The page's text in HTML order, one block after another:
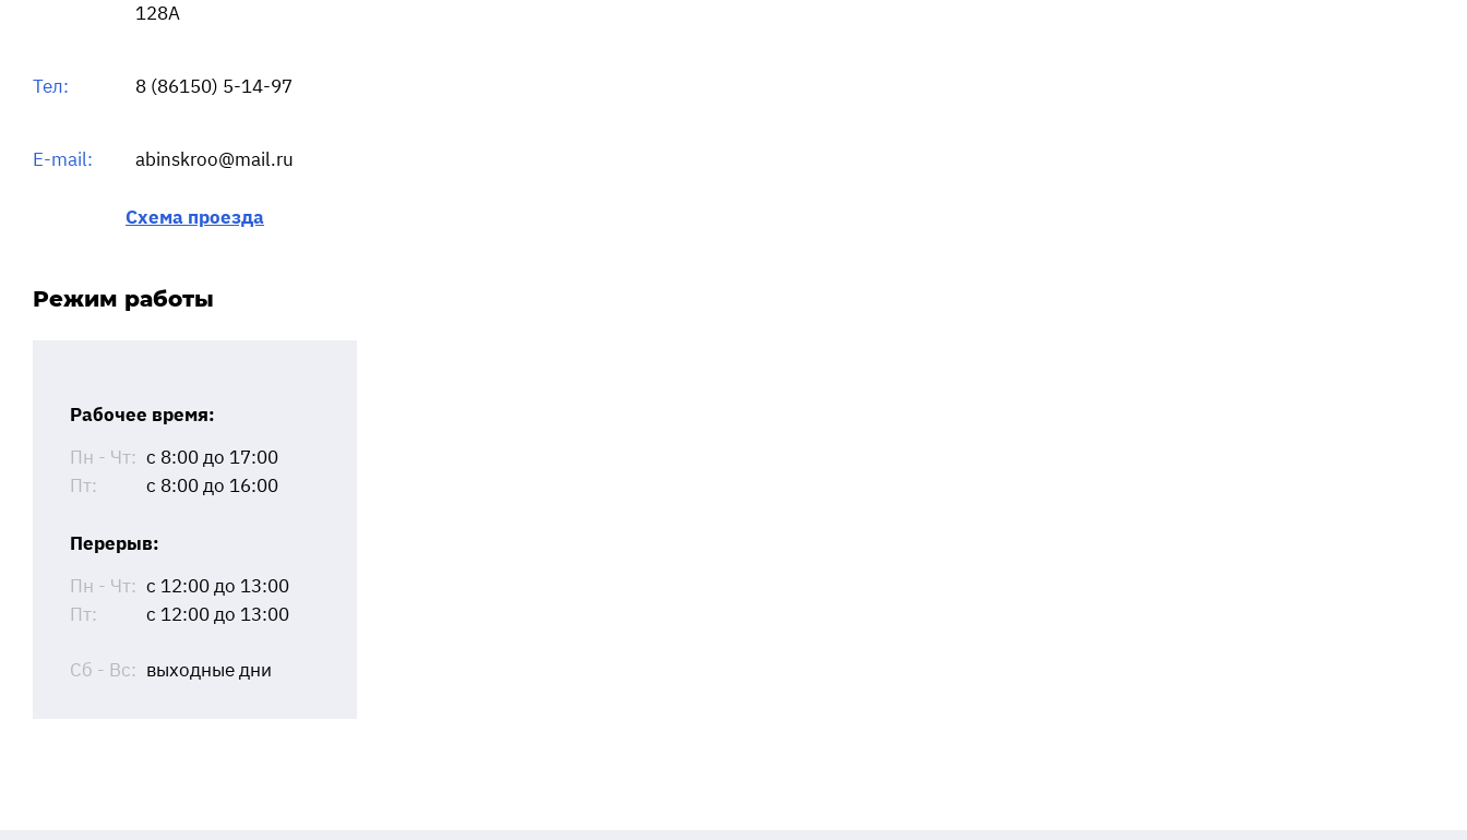
128А
Тел: 8 (86150) 5-14-97
E-mail: abinskroo@mail.ru
Схема проезда
Режим работы
Рабочее время:
Пн - Чт: с 8:00 до 17:00
Пт:
с 8:00 до 16:00
Перерыв:
Пн - Чт: с 12:00 до 13:00
Пт:
с 12:00 до 13:00
Сб - Вс: выходные дни